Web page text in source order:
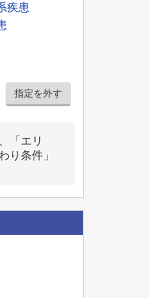
疾患
指定を外す
「エリ
り条件」